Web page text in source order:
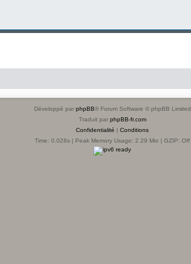
Développé par phpBB® Forum Software © phpBB Limited
Traduit par phpBB-fr.com
Confidentialité | Conditions
Time: 0.028s | Peak Memory Usage: 2.29 Mio | GZIP: Off